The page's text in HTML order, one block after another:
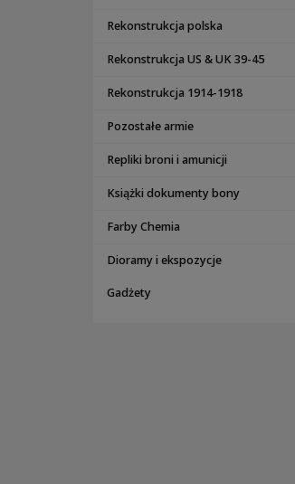
Rekonstrukcja polska
Rekonstrukcja US & UK 39-45
Rekonstrukcja 1914-1918
Pozostałe armie
Repliki broni i amunicji
Książki dokumenty bony
Farby Chemia
Dioramy i ekspozycje
Gadżety